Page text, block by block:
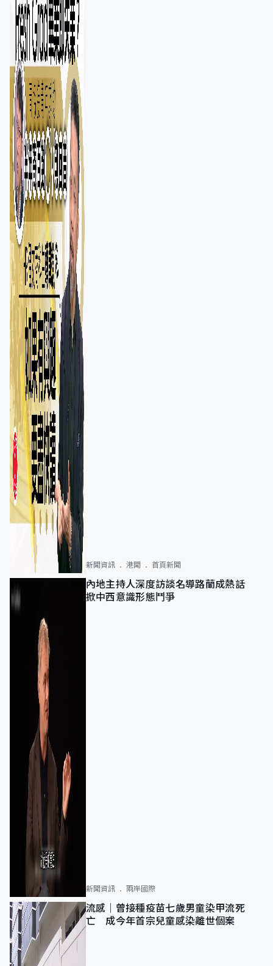
新聞資訊 港聞 首頁新聞
內地主持人深度訪談名導路蘭成熱話
掀中西意識形態鬥爭
新聞資訊 兩岸國際
流感｜曾接種疫苗七歲男童染甲流死
亡 成今年首宗兒童感染離世個案